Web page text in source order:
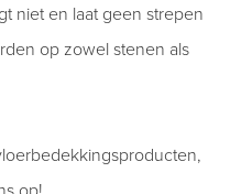
niet en laat geen strepen
op zowel stenen als